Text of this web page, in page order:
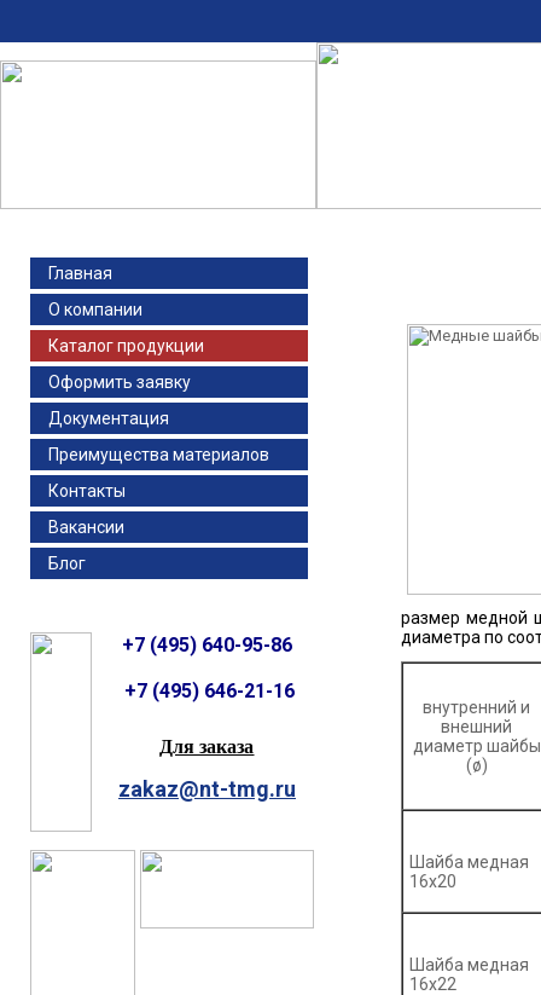
Главная
О компании
Каталог продукции
Оформить заявку
Документация
Преимущества материалов
Контакты
Вакансии
Блог
+7 (495) 640-95-86
+7 (495) 646-21-16
Для заказа
zakaz@nt-tmg.ru
размер медной
диаметра по
внутренний и
внешний
диаметр шайбы
(ø)
Шайба медная
16х20
Шайба медная
16х22